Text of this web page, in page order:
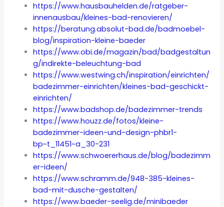
https://www.hausbauhelden.de/ratgeber-
innenausbau/kleines-bad-renovieren/
https://beratung.absolut-bad.de/badmoebel-
blog/inspiration-kleine-baeder
https://www.obi.de/magazin/bad/badgestaltun
g/indirekte-beleuchtung-bad
https://www.westwing.ch/inspiration/einrichten/
badezimmer-einrichten/kleines-bad-geschickt-
einrichten/
https://www.badshop.de/badezimmer-trends
https://www.houzz.de/fotos/kleine-
badezimmer-ideen-und-design-phbr1-
bp~t_11451~a_30-231
https://www.schwoererhaus.de/blog/badezimm
er-ideen/
https://www.schramm.de/948-385-kleines-
bad-mit-dusche-gestalten/
https://www.baeder-seelig.de/minibaeder